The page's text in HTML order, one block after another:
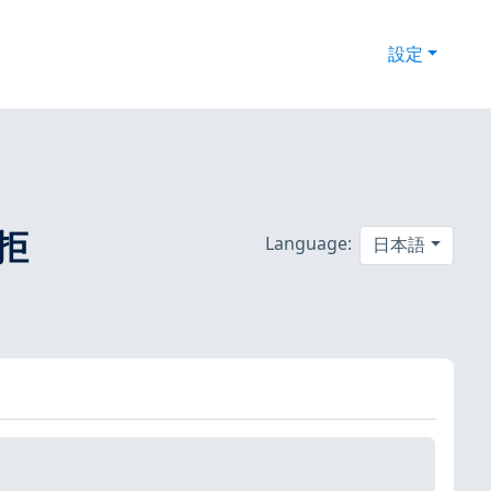
設定
Language: 日本語